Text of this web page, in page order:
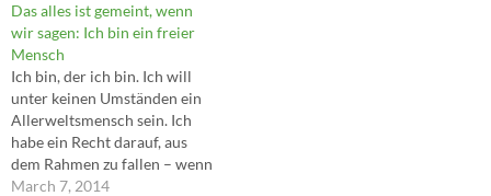
sich' feststellen; vielmehr ist
es ein Unsinn, so etwas zu
wollen. 'Es ist alles subjektiv',
sagt ihr: aber schon das ist
Auslegung.…
Das alles ist gemeint, wenn
wir sagen: Ich bin ein freier
Mensch
Ich bin, der ich bin. Ich will
unter keinen Umständen ein
Allerweltsmensch sein. Ich
habe ein Recht darauf, aus
dem Rahmen zu fallen – wenn
ich es kann. Ich wünsche mir
March 7, 2014